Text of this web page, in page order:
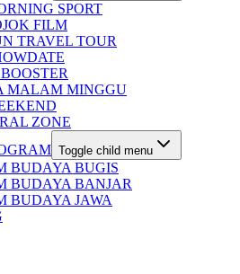
SPORT
FILM
TRAVEL TOUR
MALAM MINGGU
ZONE
Toggle child menu
BUDAYA BUGIS
BUDAYA BANJAR
BUDAYA JAWA